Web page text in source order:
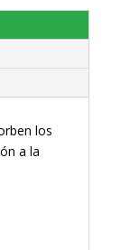
los
a la